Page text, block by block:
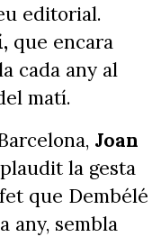
editorial.
que encara
cada any al
matí.
Joan
la gesta
que Dembélé
any, sembla